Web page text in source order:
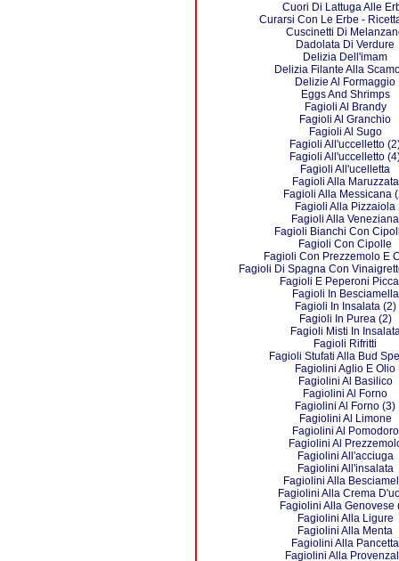
Cuori Di Lattuga Alle
Curarsi Con Le Erbe -
Cuscinetti Di
Dadolata Di Verdure
Delizia Dell'imam
Delizia Filante Alla
Delizie Al Formaggio
Eggs And Shrimps
Fagioli Al Brandy
Fagioli Al Granchio
Fagioli Al Sugo
Fagioli All'uccelletto
Fagioli All'uccelletto
Fagioli All'ucelletta
Fagioli Alla Maruzzata
Fagioli Alla Messicana
Fagioli Alla Pizzaiola
Fagioli Alla Veneziana
Fagioli Bianchi Con
Fagioli Con Cipolle
Fagioli Con Prezzemolo E
Fagioli Di Spagna Con
Fagioli E Peperoni
Fagioli In Besciamella
Fagioli In Insalata (2)
Fagioli In Purea (2)
Fagioli Misti In
Fagioli Rifritti
Fagioli Stufati Alla Bud
Fagiolini Aglio E Olio
Fagiolini Al Basilico
Fagiolini Al Forno
Fagiolini Al Forno (3)
Fagiolini Al Limone
Fagiolini Al Pomodoro
Fagiolini Al
Fagiolini All'acciuga
Fagiolini All'insalata
Fagiolini Alla
Fagiolini Alla Crema
Fagiolini Alla Genovese
Fagiolini Alla Ligure
Fagiolini Alla Menta
Fagiolini Alla Pancetta
Fagiolini Alla